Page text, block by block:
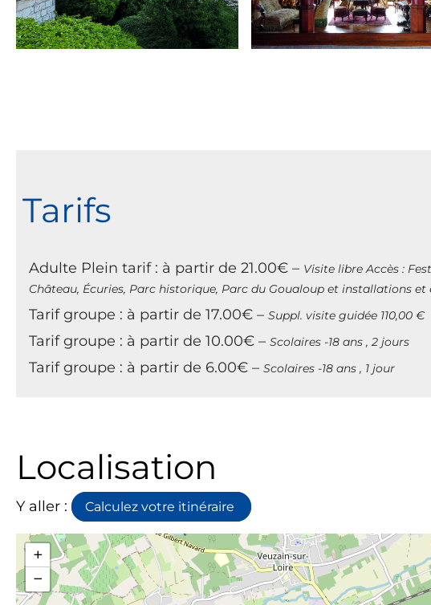
Tarifs
Adulte Plein tarif : à partir de 21.00€ – Visite libre Accès :
Château, Écuries, Parc historique, Parc du Goualoup et installations
Tarif groupe : à partir de 17.00€ – Suppl. visite guidée 110,00 €
Tarif groupe : à partir de 10.00€ – Scolaires -18 ans , 2 jours
Tarif groupe : à partir de 6.00€ – Scolaires -18 ans , 1 jour
Localisation
Y aller : Calculez votre itinéraire
+
−